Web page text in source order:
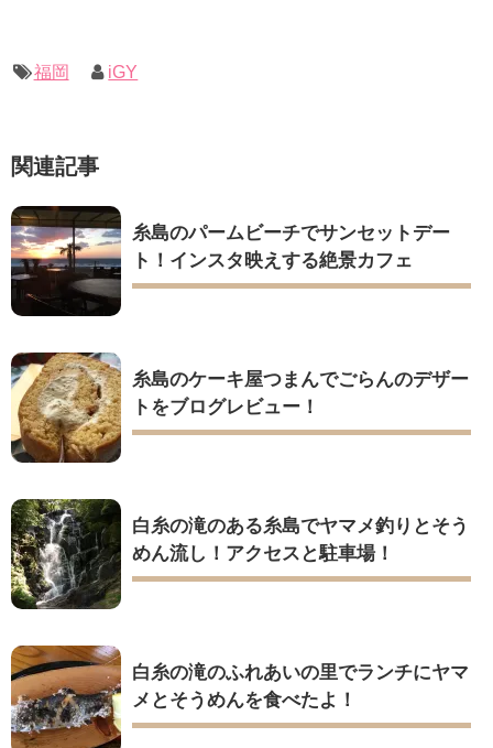
福岡 iGY
関連記事
糸島のパームビーチでサンセットデー
ト！インスタ映えする絶景カフェ
糸島のケーキ屋つまんでごらんのデザー
トをブログレビュー！
白糸の滝のある糸島でヤマメ釣りとそう
めん流し！アクセスと駐車場！
白糸の滝のふれあいの里でランチにヤマ
メとそうめんを食べたよ！